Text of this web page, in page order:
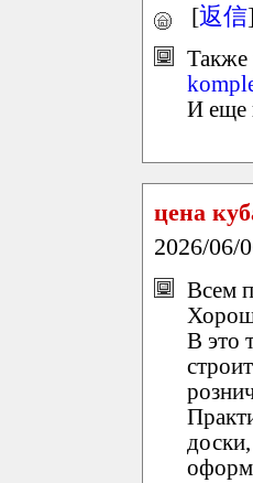
[返信]
Также
И еще
цена
2026/06/
Всем
В это